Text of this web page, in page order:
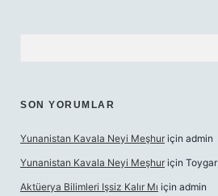
SON YORUMLAR
Yunanistan Kavala Neyi Meşhur için admin
Yunanistan Kavala Neyi Meşhur için Toygar
Aktüerya Bilimleri Işsiz Kalır Mı için admin